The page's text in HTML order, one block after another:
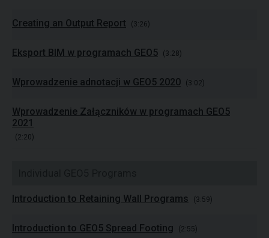
Creating an Output Report (3:26)
Eksport BIM w programach GEO5 (3:28)
Wprowadzenie adnotacji w GEO5 2020 (3:02)
Wprowadzenie Załączników w programach GEO5
2021
(2:20)
Introduction to Retaining Wall Programs (3:59)
Introduction to GEO5 Spread Footing (2:55)